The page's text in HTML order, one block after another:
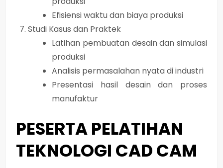
Efisiensi waktu dan biaya produksi
Studi Kasus dan Praktek
Latihan pembuatan desain dan simulasi
produksi
Analisis permasalahan nyata di industri
Presentasi hasil desain dan proses
manufaktur
PESERTA PELATIHAN
TEKNOLOGI CAD CAM